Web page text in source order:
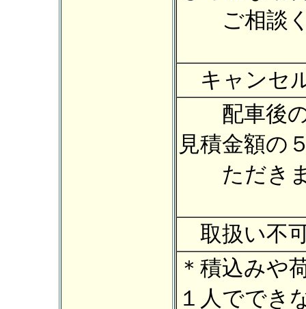
ご相談く
キャンセ
配車後の
見積金額の
ただき
取扱い不
＊積込みや
１人ででき